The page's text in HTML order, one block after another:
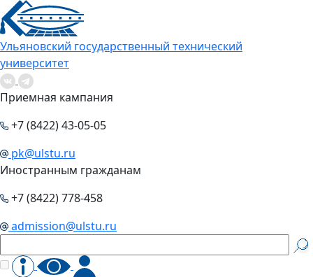
Ульяновский государственный технический
университет
Приемная кампания
+7 (8422) 43-05-05
pk@ulstu.ru
Иностранным гражданам
+7 (8422) 778-458
admission@ulstu.ru